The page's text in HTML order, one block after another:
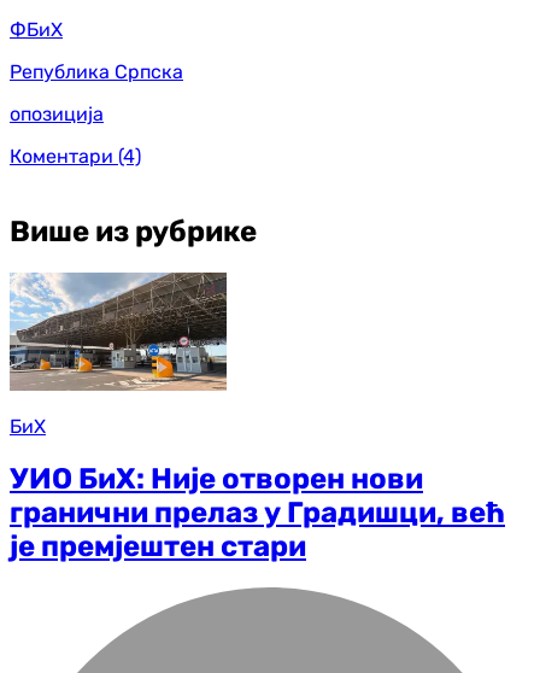
ФБиХ
Република Српска
опозиција
Коментари (4)
Више из рубрике
БиХ
УИО БиХ: Није отворен нови
гранични прелаз у Градишци, већ
је премјештен стари